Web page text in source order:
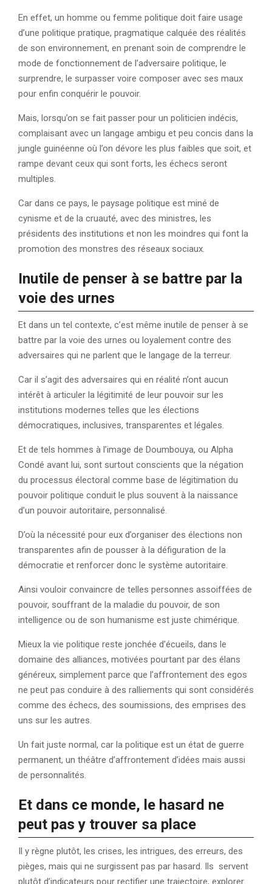
En effet, un homme ou femme politique doit faire usage
d’une politique pratique, pragmatique calquée des réalités
de son environnement, en prenant soin de comprendre le
mode de fonctionnement de l’adversaire politique, le
surprendre, le surpasser voire composer avec ses maux
pour enfin conquérir le pouvoir.
Mais, lorsqu’on se fait passer pour un politicien indécis,
complaisant avec un langage ambigu et peu concis dans la
jungle guinéenne où l’on dévore les plus faibles que soit, et
rampe devant ceux qui sont forts, les échecs seront
multiples.
Car dans ce pays, le paysage politique est miné de
cynisme et de la cruauté, avec des ministres, les
présidents des institutions et non les moindres qui font la
promotion des monstres des réseaux sociaux.
Inutile de penser à se battre par la
voie des urnes
Et dans un tel contexte, c’est même inutile de penser à se
battre par la voie des urnes ou loyalement contre des
adversaires qui ne parlent que le langage de la terreur.
Car il s’agit des adversaires qui en réalité n’ont aucun
intérêt à articuler la légitimité de leur pouvoir sur les
institutions modernes telles que les élections
démocratiques, inclusives, transparentes et légales.
Et de tels hommes à l’image de Doumbouya, ou Alpha
Condé avant lui, sont surtout conscients que la négation
du processus électoral comme base de légitimation du
pouvoir politique conduit le plus souvent à la naissance
d’un pouvoir autoritaire, personnalisé.
D’où la nécessité pour eux d’organiser des élections non
transparentes afin de pousser à la défiguration de la
démocratie et renforcer donc le système autoritaire.
Ainsi vouloir convaincre de telles personnes assoiffées de
pouvoir, souffrant de la maladie du pouvoir, de son
intelligence ou de son humanisme est juste chimérique.
Mieux la vie politique reste jonchée d’écueils, dans le
domaine des alliances, motivées pourtant par des élans
généreux, simplement parce que l’affrontement des egos
ne peut pas conduire à des ralliements qui sont considérés
comme des échecs, des soumissions, des emprises des
uns sur les autres.
Un fait juste normal, car la politique est un état de guerre
permanent, un théâtre d’affrontement d’idées mais aussi
de personnalités.
Et dans ce monde, le hasard ne
peut pas y trouver sa place
Il y règne plutôt, les crises, les intrigues, des erreurs, des
pièges, mais qui ne surgissent pas par hasard. Ils servent